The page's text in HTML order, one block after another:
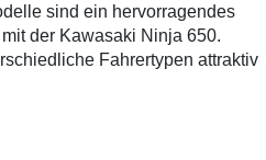
sind ein hervorragendes
der Kawasaki Ninja 650.
Fahrertypen attraktiv